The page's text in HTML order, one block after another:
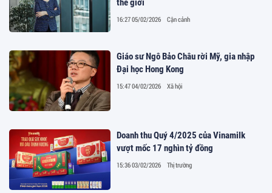
thế giới
16:27 05/02/2026 Cận cảnh
Giáo sư Ngô Bảo Châu rời Mỹ, gia nhập
Đại học Hong Kong
15:47 04/02/2026 Xã hội
Doanh thu Quý 4/2025 của Vinamilk
vượt mốc 17 nghìn tỷ đồng
15:36 03/02/2026 Thị trường